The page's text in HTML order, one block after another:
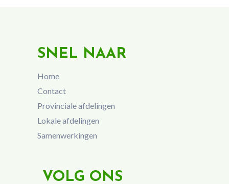
SNEL NAAR
Home
Contact
Provinciale afdelingen
Lokale afdelingen
Samenwerkingen
VOLG ONS